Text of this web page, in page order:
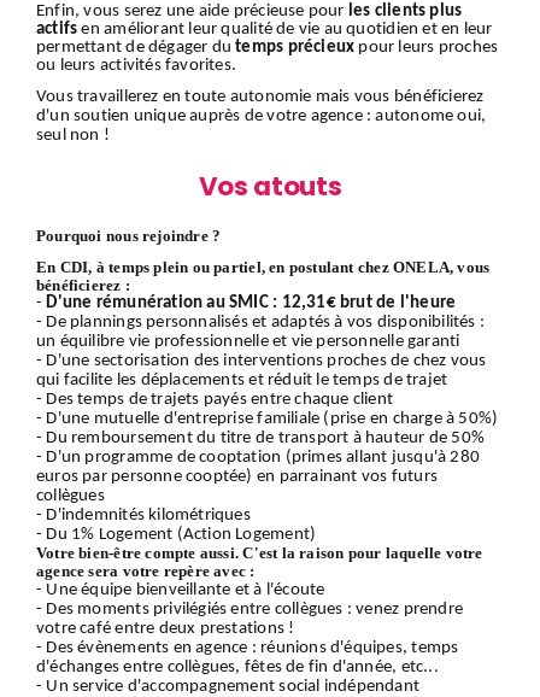
Enfin, vous serez une aide précieuse pour les clients plus
actifs en améliorant leur qualité de vie au quotidien et en leur
permettant de dégager dutemps précieux pour leurs proches
ou leurs activités favorites.
Vous travaillerez en toute autonomie mais vous bénéficierez
d'un soutien unique auprès de votre agence : autonome oui,
seul non !
Vos atouts
Pourquoi nous rejoindre ?
En CDI, à temps plein ou partiel, en postulant chez ONELA, vous
bénéficierez :
- D'une rémunération au SMIC : 12,31€ brut de l'heure
- De plannings personnalisés et adaptés à vos disponibilités :
un équilibre vie professionnelle et vie personnelle garanti
- D'une sectorisation des interventions proches de chez vous
qui facilite les déplacements et réduit le temps de trajet
- Des temps de trajets payés entre chaque client
- D'une mutuelle d'entreprise familiale (prise en charge à 50%)
- Du remboursement du titre de transport à hauteur de 50%
- D'un programme de cooptation (primes allant jusqu'à 280
euros par personne cooptée) en parrainant vos futurs
collègues
- D'indemnités kilométriques
- Du 1% Logement (Action Logement)
Votre bien-être compte aussi. C'est la raison pour laquelle votre
agence sera votre repère avec :
- Une équipe bienveillante et à l'écoute
- Des moments privilégiés entre collègues : venez prendre
votre café entre deux prestations !
- Des évènements en agence : réunions d'équipes, temps
d'échanges entre collègues, fêtes de fin d'année, etc...
- Un service d'accompagnement social indépendant